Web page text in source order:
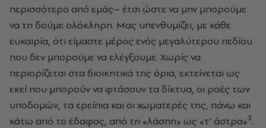
περισσότερο από εμάς– έτσι ώστε να μην μπορούμε
να τη δούμε ολόκληρη. Μας υπενθυμίζει, με κάθε
ευκαιρία, ότι είμαστε μέρος ενός μεγαλύτερου πεδίου
που δεν μπορούμε να ελέγξουμε. Χωρίς να
περιορίζεται στα διοικητικά της όρια, εκτείνεται ως
εκεί που μπορούν να φτάσουν τα δίκτυα, οι ροές των
υποδομών, τα ερείπια και οι χωματερές της, πάνω και
κάτω από το έδαφος, από τη «λάσπη» ως «τ’ άστρα»3.